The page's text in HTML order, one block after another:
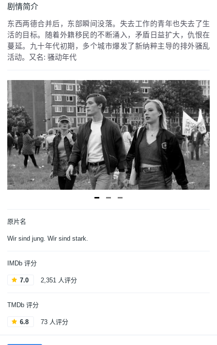
剧情简介
东西两德合并后，东部瞬间没落。失去工作的青年也失去了生
活的目标。随着外籍移民的不断涌入，矛盾日益扩大，仇恨在
蔓延。九十年代初期，多个城市爆发了新纳粹主导的排外骚乱
活动。又名: 骚动年代
原片名
Wir sind jung. Wir sind stark.
IMDb 评分
7.0 2,351 人评分
TMDb 评分
6.8 73 人评分